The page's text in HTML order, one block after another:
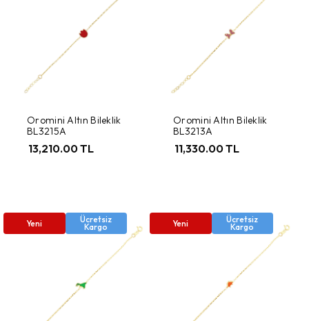
Oromini Altın Bileklik
BL3215A
13,210.00 TL
Oromini Altın Bileklik
BL3213A
11,330.00 TL
Yeni Ücretsiz
Kargo Yeni Ücretsiz
Kargo